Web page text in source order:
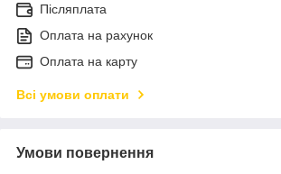
Післяплата
Оплата на рахунок
Оплата на карту
Всі умови оплати
Умови повернення